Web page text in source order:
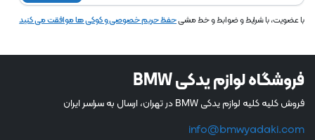
با عضویت، با شرایط و ضوابط و خط مشیحفظ حریم خصوصی و کوکی ها موافقت می کنید
فروشگاه لوازم یدکی BMW
فروش کلیه کلیه لوازم یدکی BMW در تهران، ارسال به سراسر ایران
info@bmwyadaki.com